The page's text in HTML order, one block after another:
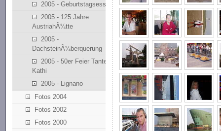
2005 - Geburtstagsessen
2005 - 125 Jahre
AustriahÃ¼tte
2005 -
DachsteinÃ¼berquerung
2005 - 50er Feier Tante
Kathi
2005 - Lignano
Fotos 2004
Fotos 2002
Fotos 2000